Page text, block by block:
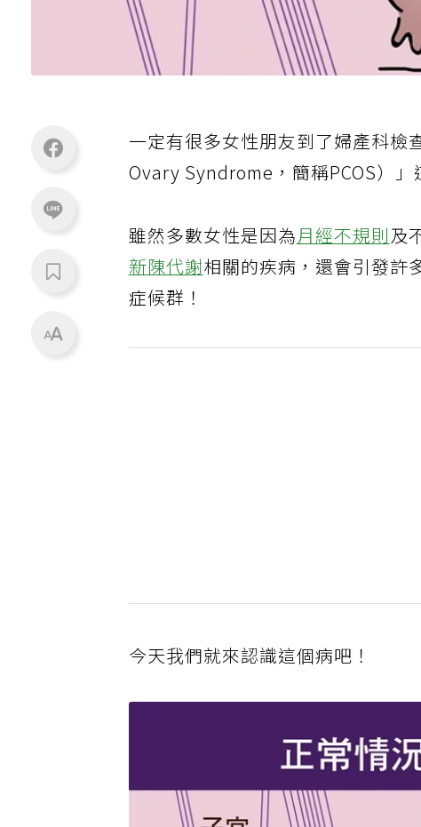
一定有很多女性朋友到了婦產科檢
Ovary Syndrome，簡稱PCOS）」
雖然多數女性是因為月經不規則及
新陳代謝相關的疾病，還會引發許
症候群！
今天我們就來認識這個病吧！